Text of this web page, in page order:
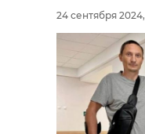
24 сентября
Видео:
сбил